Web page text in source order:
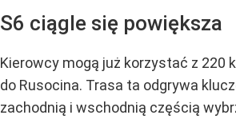
S6 ciągle się powiększa
Kierowcy mogą już korzystać z 220
do Rusocina. Trasa ta odgrywa
zachodnią i wschodnią częścią